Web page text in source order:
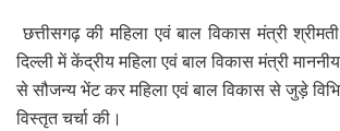
छत्तीसगढ़ की महिला एवं बाल विकास मंत्री
दिल्ली में केंद्रीय महिला एवं बाल विकास मंत्री
से सौजन्य भेंट कर महिला एवं बाल विकास से जुड़े
विस्तृत चर्चा की।